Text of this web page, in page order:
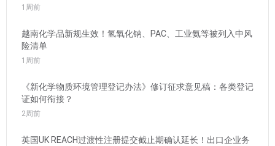
1周前
越南化学品新规生效！氢氧化钠、PAC、工业氨等被列入中风
险清单
1周前
《新化学物质环境管理登记办法》修订征求意见稿：各类登记
证如何衔接？
2周前
英国UK REACH过渡性注册提交截止期确认延长！出口企业务